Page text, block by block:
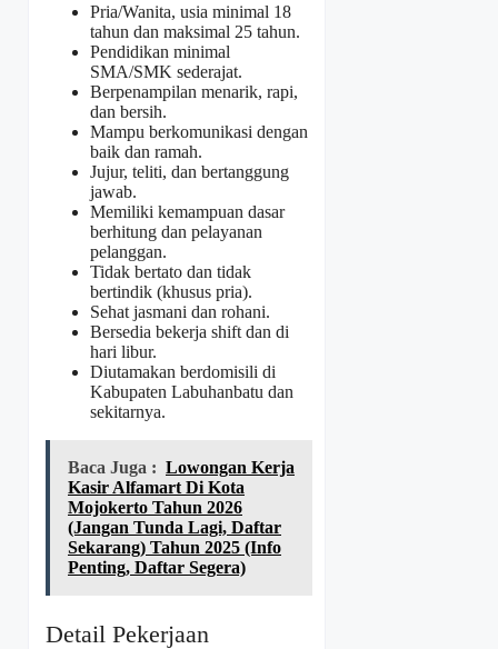
Pria/Wanita, usia minimal 18
tahun dan maksimal 25 tahun.
Pendidikan minimal
SMA/SMK sederajat.
Berpenampilan menarik, rapi,
dan bersih.
Mampu berkomunikasi dengan
baik dan ramah.
Jujur, teliti, dan bertanggung
jawab.
Memiliki kemampuan dasar
berhitung dan pelayanan
pelanggan.
Tidak bertato dan tidak
bertindik (khusus pria).
Sehat jasmani dan rohani.
Bersedia bekerja shift dan di
hari libur.
Diutamakan berdomisili di
Kabupaten Labuhanbatu dan
sekitarnya.
Baca Juga : Lowongan Kerja
Kasir Alfamart Di Kota
Mojokerto Tahun 2026
(Jangan Tunda Lagi, Daftar
Sekarang) Tahun 2025 (Info
Penting, Daftar Segera)
Detail Pekerjaan